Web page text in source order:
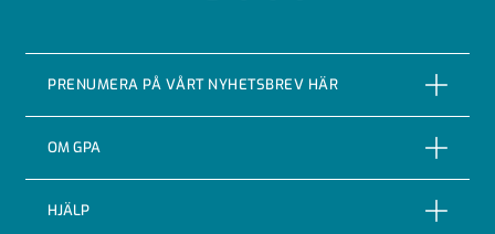
PRENUMERA PÅ VÅRT NYHETSBREV HÄR
OM GPA
Om företaget
HJÄLP